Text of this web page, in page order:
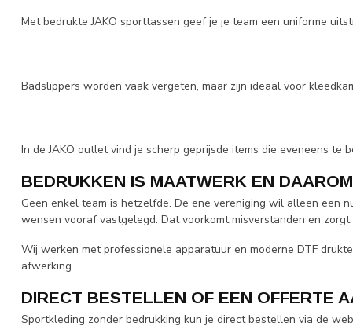
Met bedrukte JAKO sporttassen geef je je team een uniforme
Badslippers worden vaak vergeten, maar zijn ideaal voor
In de JAKO outlet vind je scherp geprijsde items die eveneens
BEDRUKKEN IS MAATWERK EN
Geen enkel team is hetzelfde. De ene vereniging wil alleen een
wensen vooraf vastgelegd. Dat voorkomt misverstanden en
Wij werken met professionele apparatuur en moderne DTF
afwerking.
DIRECT BESTELLEN OF EEN OFFERTE
Sportkleding zonder bedrukking kun je direct bestellen via de